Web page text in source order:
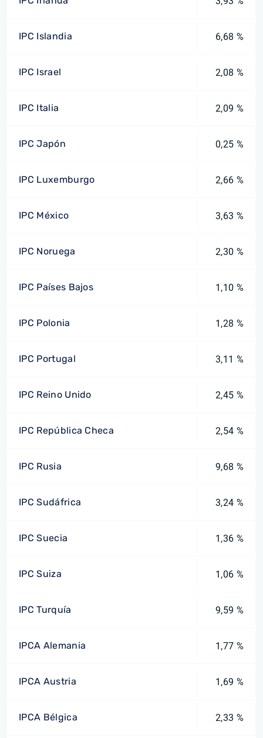
IPC Islandia 6,68 %
IPC Israel 2,08 %
IPC Italia 2,09 %
IPC Japón 0,25 %
IPC Luxemburgo 2,66 %
IPC México 3,63 %
IPC Noruega 2,30 %
IPC Países Bajos 1,10 %
IPC Polonia 1,28 %
IPC Portugal 3,11 %
IPC Reino Unido 2,45 %
IPC República Checa 2,54 %
IPC Rusia 9,68 %
IPC Sudáfrica 3,24 %
IPC Suecia 1,36 %
IPC Suiza 1,06 %
IPC Turquía 9,59 %
IPCA Alemania 1,77 %
IPCA Austria 1,69 %
IPCA Bélgica 2,33 %